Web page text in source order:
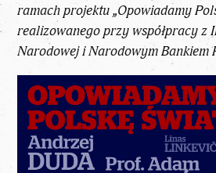
ramach projektu „Opowiadamy
realizowanego przy współpracy z
Narodowej i Narodowym Bankiem